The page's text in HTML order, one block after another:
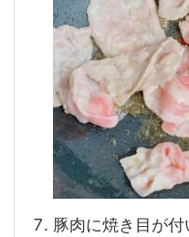
豚肉に焼き目が